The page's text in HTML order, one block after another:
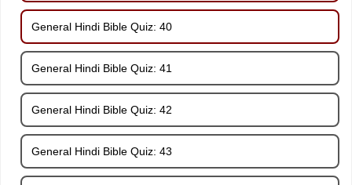
General Hindi Bible Quiz: 40
General Hindi Bible Quiz: 41
General Hindi Bible Quiz: 42
General Hindi Bible Quiz: 43